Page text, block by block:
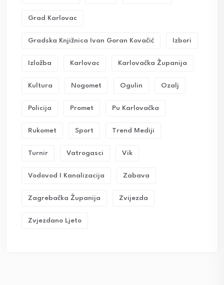
Grad Karlovac
Gradska Knjižnica Ivan Goran Kovačić Izbori
Izložba Karlovac Karlovačka Županija
Kultura Nogomet Ogulin Ozalj
Policija Promet Pu Karlovačka
Rukomet Sport Trend Mediji
Turnir Vatrogasci Vik
Vodovod I Kanalizacija Zabava
Zagrebačka Županija Zvijezda
Zvjezdano Ljeto